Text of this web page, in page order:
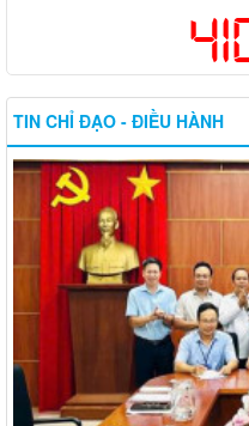
TIN CHỈ ĐẠO - ĐIỀU HÀNH